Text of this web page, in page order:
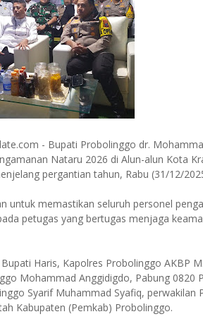
- Bupati Probolinggo dr.
Nataru 2026 di Alun-alun Kota
pergantian tahun, Rabu (31/12/
untuk memastikan seluruh personel
petugas yang bertugas menjaga
Haris, Kapolres Probolinggo AKBP
Mohammad Anggidigdo, Pabung 0820
Syarif Muhammad Syafiq,
Kabupaten (Pemkab) Probolinggo.